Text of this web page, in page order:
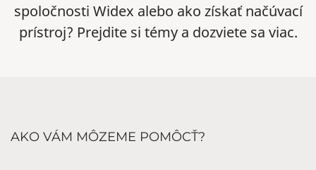
spoločnosti Widex alebo ako získať načúvací
prístroj? Prejdite si témy a dozviete sa viac.
AKO VÁM MÔZEME POMÔCŤ?